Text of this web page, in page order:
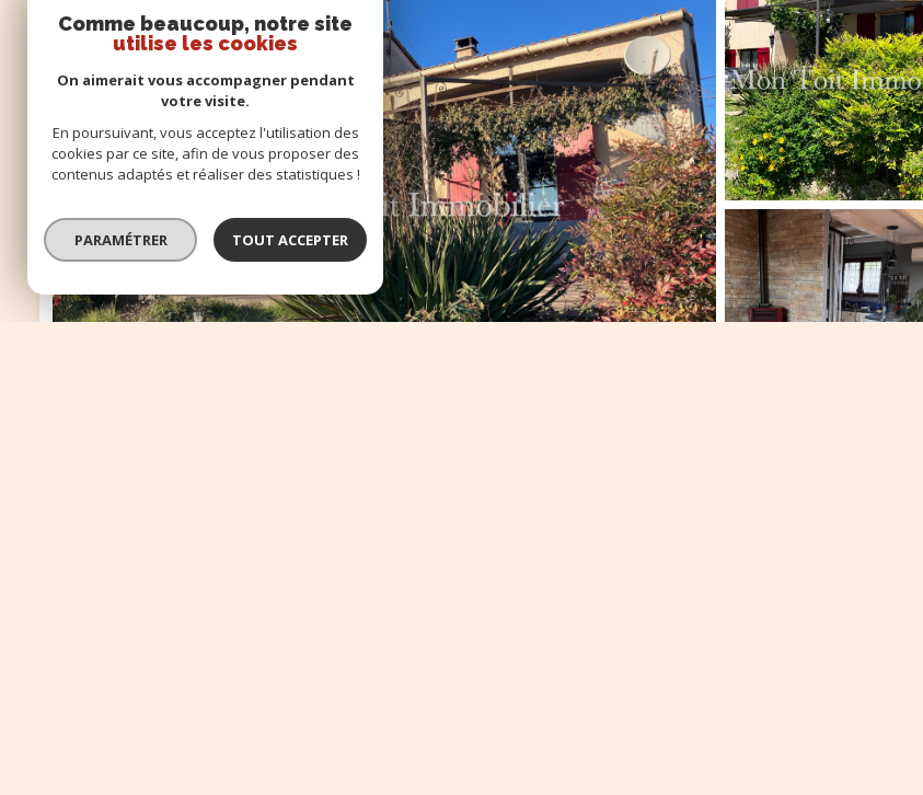
+12
Comme beaucoup, notre site
utilise les cookies
On aimerait vous accompagner pendant
votre visite.
En poursuivant, vous acceptez l'utilisation des
cookies par ce site, afin de vous proposer des
contenus adaptés et réaliser des statistiques !
PARAMÉTRER TOUT ACCEPTER